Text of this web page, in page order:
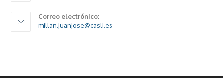
Correo electrónico:
millan.juanjose@casli.es